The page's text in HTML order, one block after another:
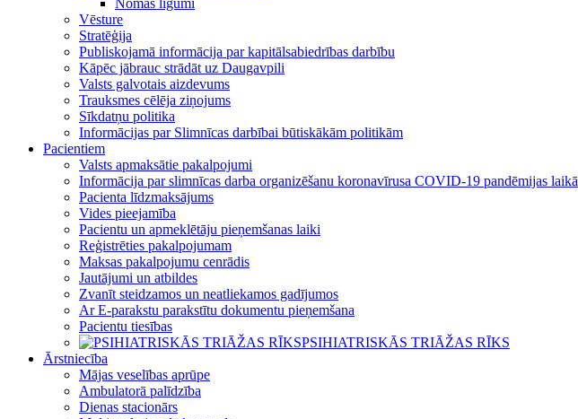
Vēsture
Stratēģija
Publiskojamā informācija par kapitālsabiedrības darbību
Kāpēc jābrauc strādāt uz Daugavpili
Valsts galvotais aizdevums
Trauksmes cēlēja ziņojums
Sīkdatņu politika
Informācijas par Slimnīcas darbībai būtiskākām politikām
Pacientiem
Valsts apmaksātie pakalpojumi
Informācija par slimnīcas darba organizēšanu koronavīrusa COVID-19 pandēmijas laikā
Pacienta līdzmaksājums
Vides pieejamība
Pacientu un apmeklētāju pieņemšanas laiki
Reģistrēties pakalpojumam
Maksas pakalpojumu cenrādis
Jautājumi un atbildes
Zvanīt steidzamos un neatliekamos gadījumos
Ar E-parakstu parakstītu dokumentu pieņemšana
Pacientu tiesības
PSIHIATRISKĀS TRIĀŽAS RĪKS
Ārstniecība
Mājas veselības aprūpe
Ambulatorā palīdzība
Dienas stacionārs